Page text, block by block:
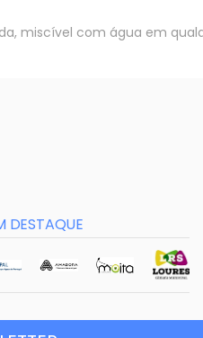
miscível com água em
DESTAQUE